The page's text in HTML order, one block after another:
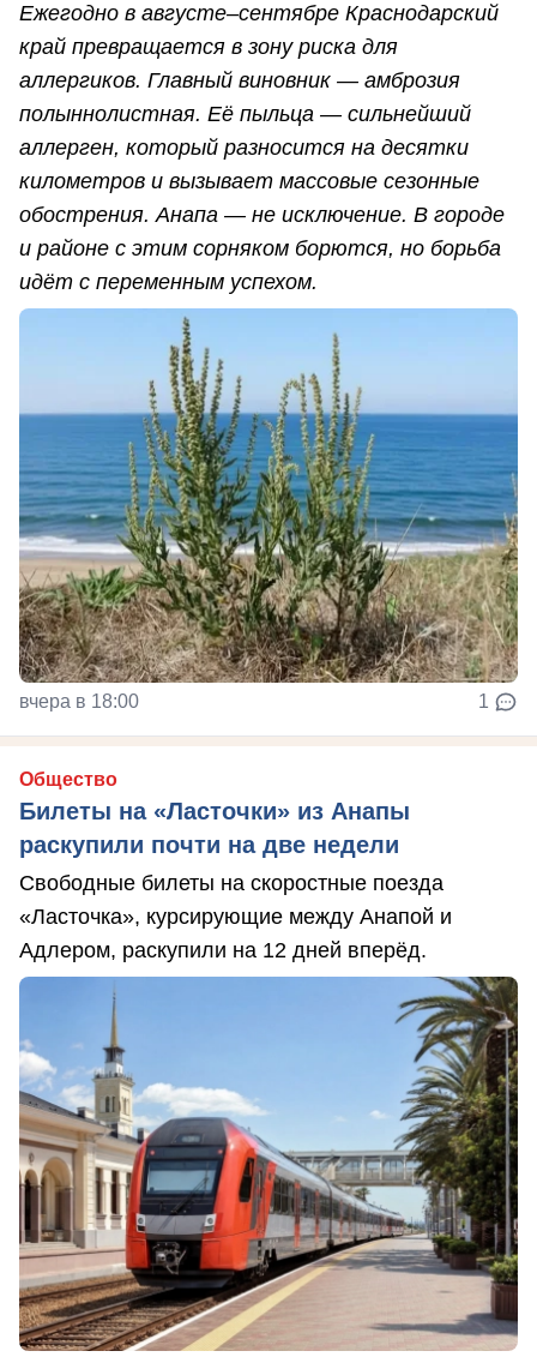
Ежегодно в августе–сентябре Краснодарский
край превращается в зону риска для
аллергиков. Главный виновник — амброзия
полыннолистная. Её пыльца — сильнейший
аллерген, который разносится на десятки
километров и вызывает массовые сезонные
обострения. Анапа — не исключение. В городе
и районе с этим сорняком борются, но борьба
идёт с переменным успехом.
вчера в 18:00 1
Общество
Билеты на «Ласточки» из Анапы
раскупили почти на две недели
Свободные билеты на скоростные поезда
«Ласточка», курсирующие между Анапой и
Адлером, раскупили на 12 дней вперёд.